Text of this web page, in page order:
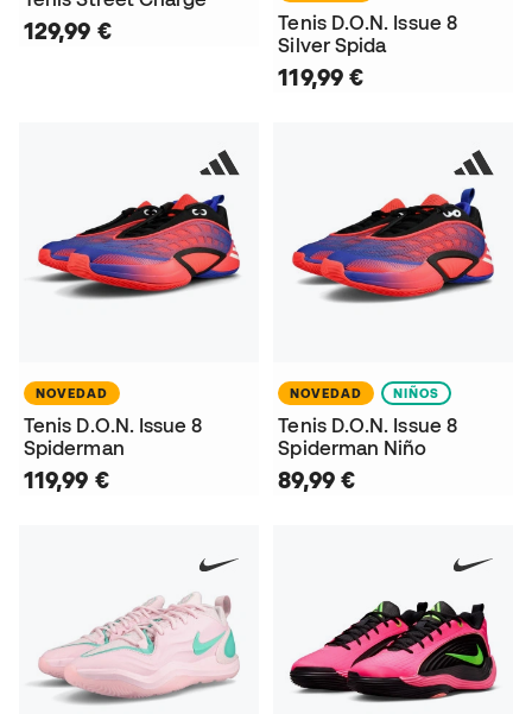
129,99 €
Tenis D.O.N. Issue 8
Silver Spida
119,99 €
NOVEDAD
Tenis D.O.N. Issue 8
Spiderman
119,99 €
NOVEDAD NIÑOS
Tenis D.O.N. Issue 8
Spiderman Niño
89,99 €